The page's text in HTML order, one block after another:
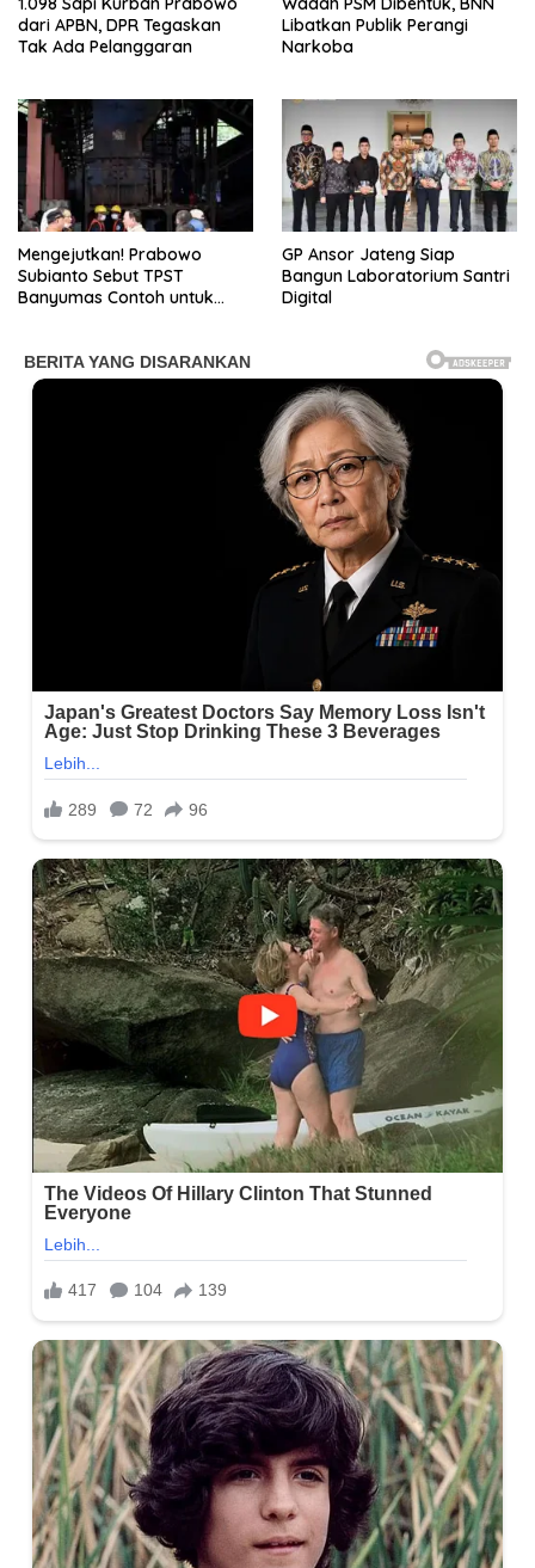
dari APBN, DPR Tegaskan
Tak Ada Pelanggaran
Libatkan Publik Perangi
Narkoba
Mengejutkan! Prabowo
Subianto Sebut TPST
Banyumas Contoh untuk
GP Ansor Jateng Siap
Bangun Laboratorium Santri
Digital